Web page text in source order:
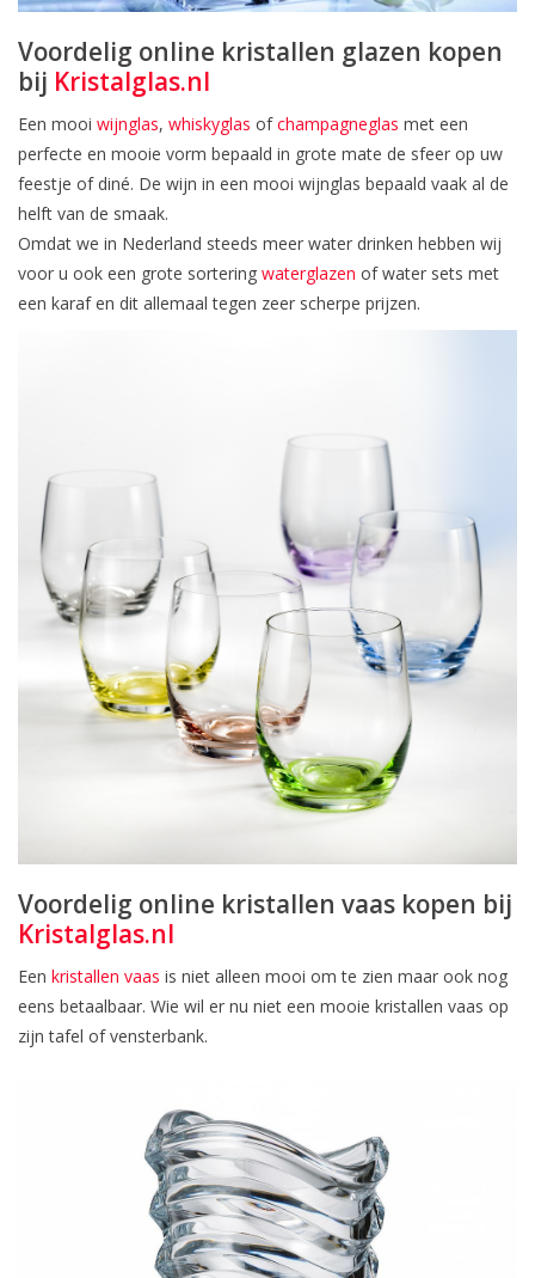
Voordelig online kristallen glazen kopen
bij Kristalglas.nl
Een mooi wijnglas, whiskyglas ofchampagneglas met een
perfecte en mooie vorm bepaald in grote mate de sfeer op uw
feestje of diné. De wijn in een mooi wijnglas bepaald vaak al de
helft van de smaak.
Omdat we in Nederland steeds meer water drinken hebben wij
voor u ook een grote sortering waterglazen of water sets met
een karaf en dit allemaal tegen zeer scherpe prijzen.
Voordelig online kristallen vaas kopen bij
Kristalglas.nl
Een kristallen vaas is niet alleen mooi om te zien maar ook nog
eens betaalbaar. Wie wil er nu niet een mooie kristallen vaas op
zijn tafel of vensterbank.